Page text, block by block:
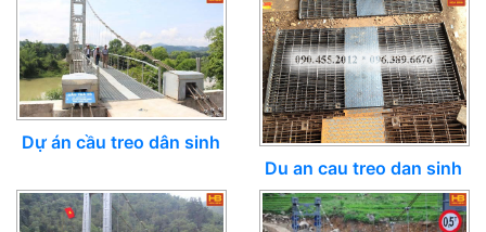
Dự án cầu treo dân sinh
Du an cau treo dan sinh